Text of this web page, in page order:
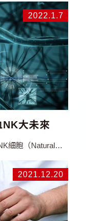
術達到再生之目
器官」的修復，期
醫師與病患更多樣
、罕見疾病的治療
到哪裡？哪些治療
的時代，作為一
對再生醫療的現況
稱台
大未來
2022.1.7
：陳永祥 ／ 研發部 專案經理】 NK細胞（Natural…
2021.12.20